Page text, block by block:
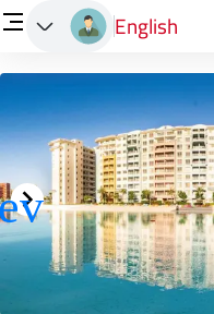
English